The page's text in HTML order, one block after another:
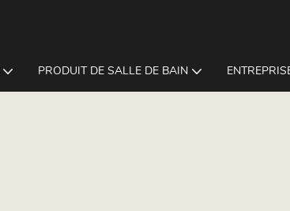
PRODUIT DE SALLE DE BAIN